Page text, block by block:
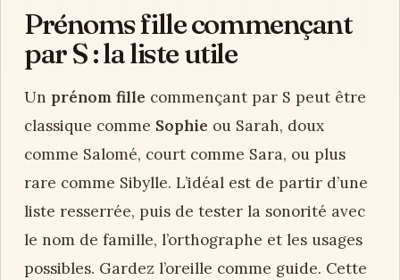
Prénoms fille commençant
par S : la liste utile
Un prénom fille commençant par S peut être
classique comme Sophie ou Sarah, doux
comme Salomé, court comme Sara, ou plus
rare comme Sibylle. L’idéal est de partir d’une
liste resserrée, puis de tester la sonorité avec
le nom de famille, l’orthographe et les usages
possibles. Gardez l’oreille comme guide. Cette